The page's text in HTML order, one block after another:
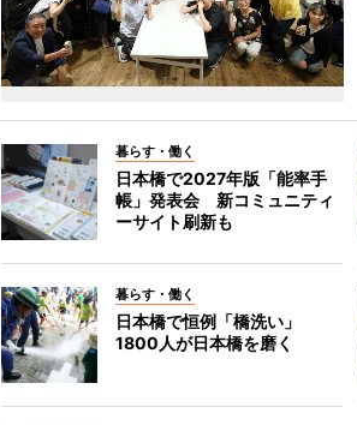
暮らす・働く
日本橋で2027年版「能率手
帳」発表会 新コミュニティ
ーサイト刷新も
暮らす・働く
日本橋で恒例「橋洗い」
1800人が日本橋を磨く